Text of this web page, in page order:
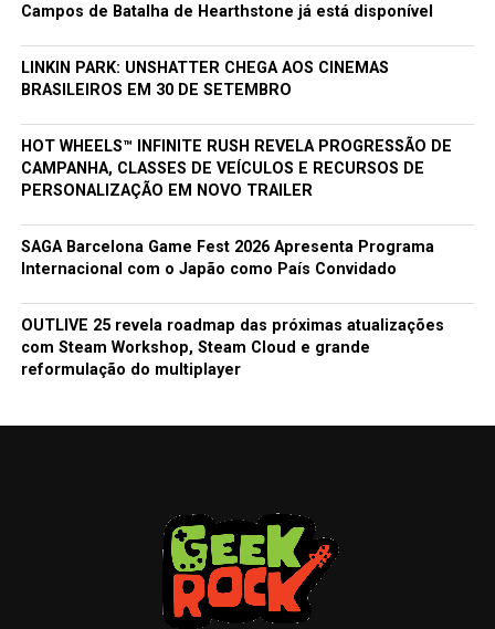
Campos de Batalha de Hearthstone já está disponível
LINKIN PARK: UNSHATTER CHEGA AOS CINEMAS
BRASILEIROS EM 30 DE SETEMBRO
HOT WHEELS™ INFINITE RUSH REVELA PROGRESSÃO DE
CAMPANHA, CLASSES DE VEÍCULOS E RECURSOS DE
PERSONALIZAÇÃO EM NOVO TRAILER
SAGA Barcelona Game Fest 2026 Apresenta Programa
Internacional com o Japão como País Convidado
OUTLIVE 25 revela roadmap das próximas atualizações
com Steam Workshop, Steam Cloud e grande
reformulação do multiplayer